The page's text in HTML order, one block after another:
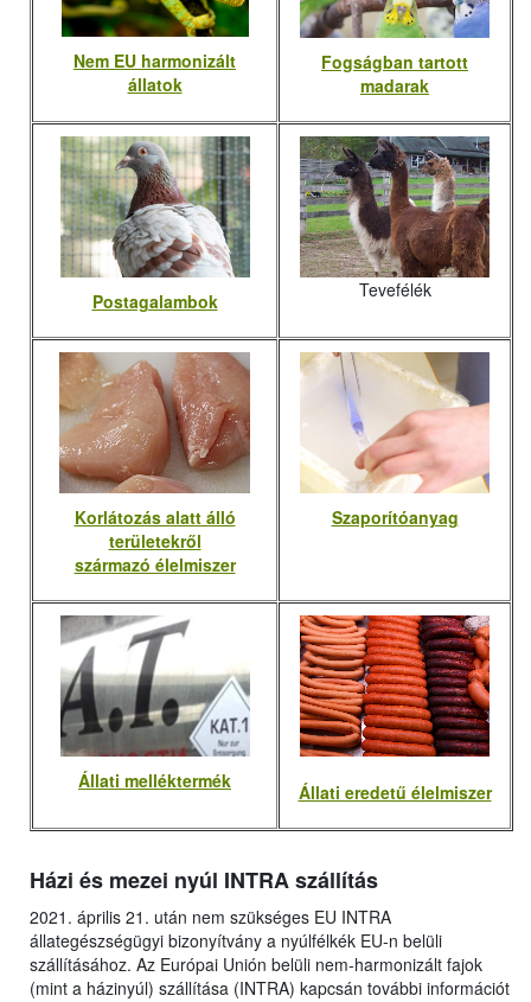
Nem EU harmonizált
állatok
Fogságban tartott
madarak
Postagalambok Tevefélék
Korlátozás alatt álló
területekről
származó élelmiszer
Szaporítóanyag
Állati melléktermék Állati eredetű élelmiszer
Házi és mezei nyúl INTRA szállítás
2021. április 21. után nem szükséges EU INTRA
állategészségügyi bizonyítvány a nyúlfélkék EU-n belüli
szállításához. Az Európai Unión belüli nem-harmonizált fajok
(mint a házinyúl) szállítása (INTRA) kapcsán további információt